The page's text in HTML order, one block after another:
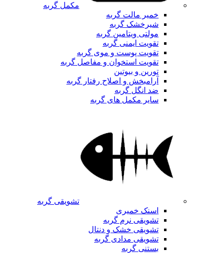
مکمل گربه
خمیر مالت گربه
شیرخشک گربه
مولتی ویتامین گربه
تقویت ایمنی گربه
تقویت پوست و موی گربه
تقویت استخوان و مفاصل گربه
تورین و بیوتین
آرامبخش و اصلاح رفتار گربه
ضد انگل گربه
سایر مکمل های گربه
تشویقی گربه
اسنک خمیری
تشویقی نرم گربه
تشویقی خشک و دنتال
تشویقی مدادی گربه
بستنی گربه